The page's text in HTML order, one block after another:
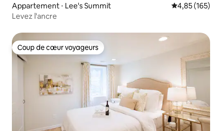
Appartement ⋅ Lee's Summit Évaluation
4,85 (165)
Levez l'ancre
Coup de cœur voyageurs
Coup de cœur voyageurs